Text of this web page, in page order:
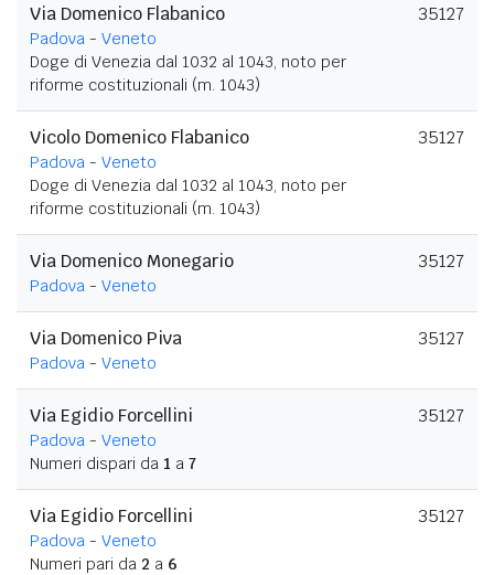
Via Domenico Flabanico
Padova - Veneto
Doge di Venezia dal 1032 al 1043, noto per
riforme costituzionali (m. 1043)
35127
Vicolo Domenico Flabanico
Padova - Veneto
Doge di Venezia dal 1032 al 1043, noto per
riforme costituzionali (m. 1043)
35127
Via Domenico Monegario
Padova - Veneto
35127
Via Domenico Piva
Padova - Veneto
35127
Via Egidio Forcellini
Padova - Veneto
Numeri dispari da 1 a 7
35127
Via Egidio Forcellini
Padova - Veneto
Numeri pari da 2 a 6
35127